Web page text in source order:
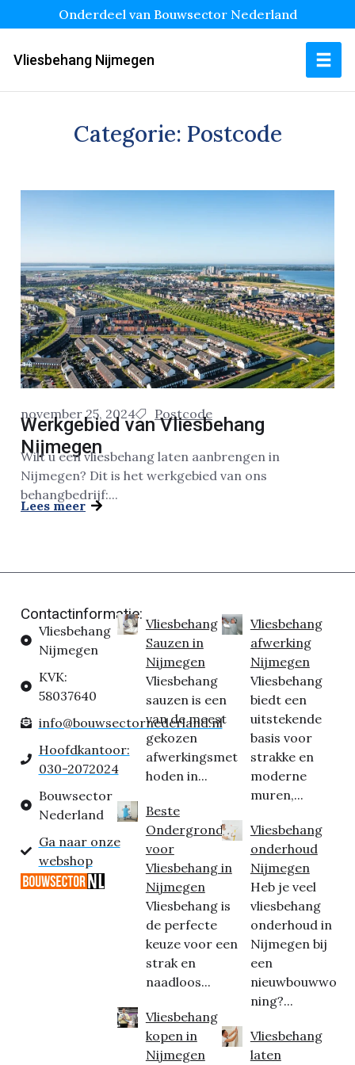
Onderdeel van Bouwsector Nederland
Vliesbehang Nijmegen
Categorie: Postcode
november 25, 2024 Postcode
Werkgebied van Vliesbehang
Nijmegen
Wilt u een vliesbehang laten aanbrengen in
Nijmegen? Dit is het werkgebied van ons
behangbedrijf:...
Lees meer
Contactinformatie:
Vliesbehang
Nijmegen
KVK:
58037640
info@bouwsectornederland.nl
Hoofdkantoor:
030-2072024
Bouwsector
Nederland
Ga naar onze
webshop
Vliesbehang
Sauzen in
Nijmegen
Vliesbehang
sauzen is een
van de meest
gekozen
afwerkingsmet
hoden in...
Beste
Ondergrond
voor
Vliesbehang in
Nijmegen
Vliesbehang is
de perfecte
keuze voor een
strak en
naadloos...
Vliesbehang
kopen in
Nijmegen
Vliesbehang
afwerking
Nijmegen
Vliesbehang
biedt een
uitstekende
basis voor
strakke en
moderne
muren,...
Vliesbehang
onderhoud
Nijmegen
Heb je veel
vliesbehang
onderhoud in
Nijmegen bij
een
nieuwbouwwo
ning?...
Vliesbehang
laten